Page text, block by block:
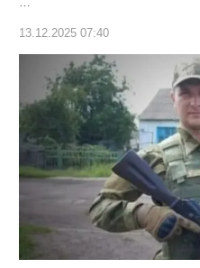
13.12.2025 07:40